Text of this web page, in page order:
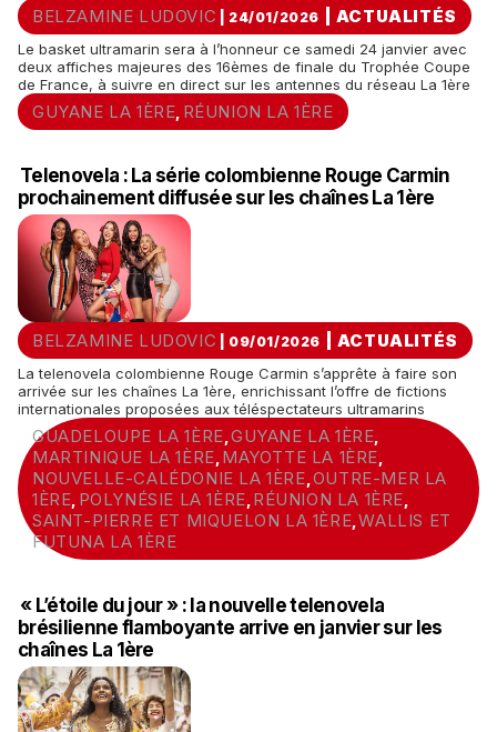
BELZAMINE LUDOVIC | 24/01/2026 ACTUALITÉS
Le basket ultramarin sera à l’honneur ce samedi 24 janvier avec
deux affiches majeures des 16èmes de finale du Trophée Coupe
de France, à suivre en direct sur les antennes du réseau La 1ère
GUYANE LA 1ÈRE, RÉUNION LA 1ÈRE
Telenovela : La série colombienne Rouge Carmin
prochainement diffusée sur les chaînes La 1ère
BELZAMINE LUDOVIC | 09/01/2026 ACTUALITÉS
La telenovela colombienne Rouge Carmin s’apprête à faire son
arrivée sur les chaînes La 1ère, enrichissant l’offre de fictions
internationales proposées aux téléspectateurs ultramarins
GUADELOUPE LA 1ÈRE,GUYANE LA 1ÈRE,
MARTINIQUE LA 1ÈRE, MAYOTTE LA 1ÈRE,
NOUVELLE-CALÉDONIE LA 1ÈRE,OUTRE-MER LA
1ÈRE, POLYNÉSIE LA 1ÈRE, RÉUNION LA 1ÈRE,
SAINT-PIERRE ET MIQUELON LA 1ÈRE,WALLIS ET
FUTUNA LA 1ÈRE
« L’étoile du jour » : la nouvelle telenovela
brésilienne flamboyante arrive en janvier sur les
chaînes La 1ère